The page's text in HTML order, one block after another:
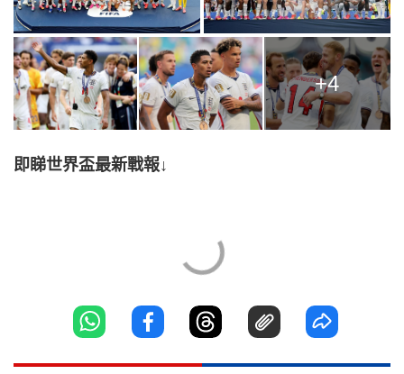
+4
即睇世界盃最新戰報↓